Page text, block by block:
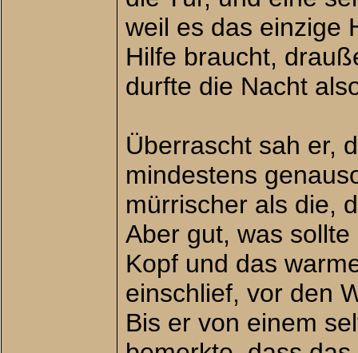
weil es das einzige
Hilfe braucht,
durfte die Nacht
Überrascht sah er,
mindestens
mürrischer als die,
Aber gut, was
Kopf und das
einschlief, vor den
Bis er von einem